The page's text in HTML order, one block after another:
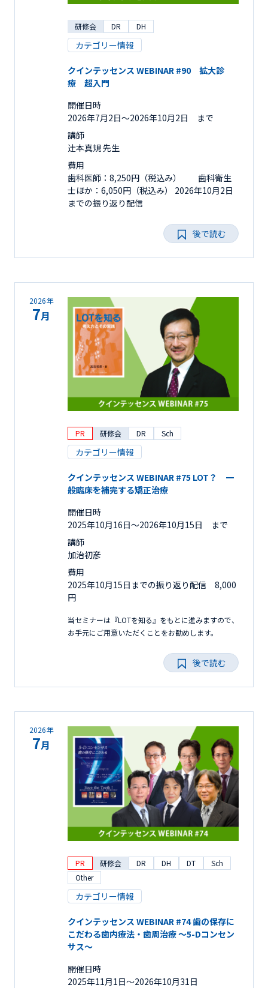
研修会 DR DH
カテゴリー情報
クインテッセンス WEBINAR #90 拡大診
療 超入門
開催日時
2026年7月2日〜2026年10月2日 まで
講師
辻󠄀本真規 先生
費用
歯科医師：8,250円（税込み） 歯科衛生
士ほか：6,050円（税込み） 2026年10月2日
までの振り返り配信
後で読む
2026年
7月
PR 研修会 DR Sch
カテゴリー情報
クインテッセンス WEBINAR #75 LOT？ 一
般臨床を補完する矯正治療
開催日時
2025年10月16日〜2026年10月15日 まで
講師
加治初彦
費用
2025年10月15日までの振り返り配信 8,000
円
当セミナーは『LOTを知る』をもとに進みますので、
お手元にご用意いただくことをお勧めします。
後で読む
2026年
7月
PR 研修会 DR DH DT
Sch
Other
カテゴリー情報
クインテッセンス WEBINAR #74 歯の保存に
こだわる歯内療法・歯周治療 ～5-Dコンセン
サス～
開催日時
2025年11月1日〜2026年10月31日